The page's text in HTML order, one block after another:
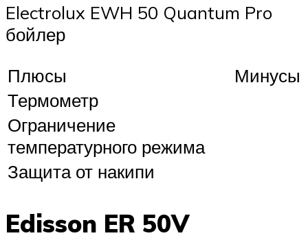
Electrolux EWH 50 Quantum Pro
бойлер
Плюсы
Минусы
Термометр
Ограничение
температурного режима
Защита от накипи
Edisson ER 50V